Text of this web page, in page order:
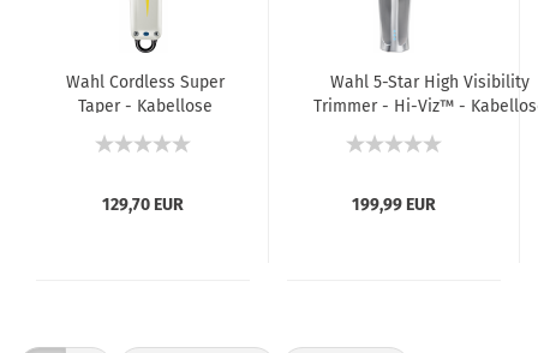
Wahl Cordless Super
Taper - Kabellose
129,70 EUR
Wahl 5-Star High Visibility
Trimmer - Hi-Viz™ -
199,99 EUR